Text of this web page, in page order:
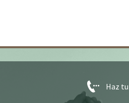
Haz